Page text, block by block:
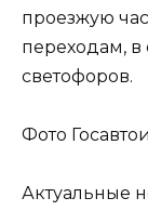
проезжую
переходам, в
светофоров.
Фото
Актуальные